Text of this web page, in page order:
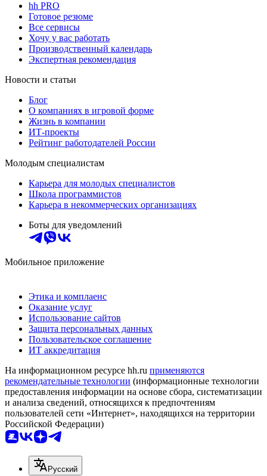
hh PRO
Готовое резюме
Все сервисы
Хочу у вас работать
Производственный календарь
Экспертная рекомендация
Новости и статьи
Блог
О компаниях в игровой форме
Жизнь в компании
ИТ-проекты
Рейтинг работодателей России
Молодым специалистам
Карьера для молодых специалистов
Школа программистов
Карьера в некоммерческих организациях
Боты для уведомлений
Мобильное приложение
Этика и комплаенс
Оказание услуг
Использование сайтов
Защита персональных данных
Пользовательское соглашение
ИТ аккредитация
На информационном ресурсе hh.ru применяются
рекомендательные технологии (информационные технологии
предоставления информации на основе сбора, систематизации
и анализа сведений, относящихся к предпочтениям
пользователей сети «Интернет», находящихся на территории
Российской Федерации)
Русский